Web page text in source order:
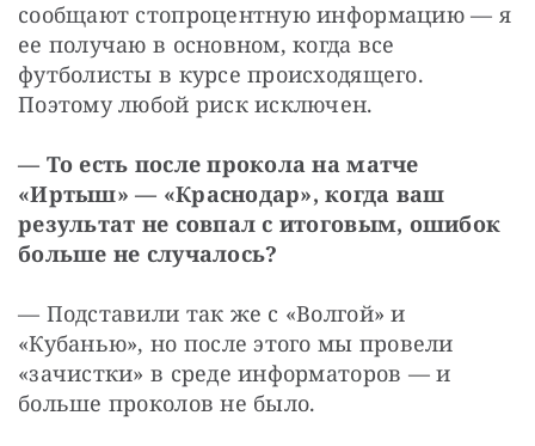
сообщают стопроцентную информацию — я
ее получаю в основном, когда все
футболисты в курсе происходящего.
Поэтому любой риск исключен.
— То есть после прокола на матче
«Иртыш» — «Краснодар», когда ваш
результат не совпал с итоговым, ошибок
больше не случалось?
— Подставили так же с «Волгой» и
«Кубанью», но после этого мы провели
«зачистки» в среде информаторов — и
больше проколов не было.